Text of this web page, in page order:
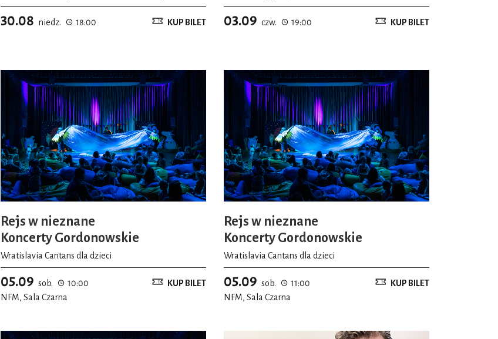
Music
30.08 niedz. 18:00 KUP BILET 03.09 czw. 19:00 KUP BILET
Rejs w nieznane
Koncerty Gordonowskie
Wratislavia Cantans dla dzieci
05.09 sob.
10:00
NFM, Sala Czarna
KUP BILET
Rejs w nieznane
Koncerty Gordonowskie
Wratislavia Cantans dla dzieci
05.09 sob.
11:00
NFM, Sala Czarna
KUP BILET